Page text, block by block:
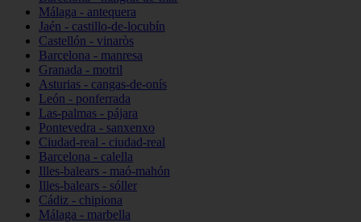
Málaga - antequera
Jaén - castillo-de-locubín
Castellón - vinaròs
Barcelona - manresa
Granada - motril
Asturias - cangas-de-onís
León - ponferrada
Las-palmas - pájara
Pontevedra - sanxenxo
Ciudad-real - ciudad-real
Barcelona - calella
Illes-balears - maó-mahón
Illes-balears - sóller
Cádiz - chipiona
Málaga - marbella